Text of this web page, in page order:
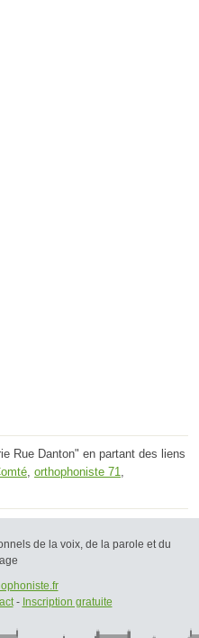
Rue Danton" en partant des liens
, orthophoniste 71,
de la voix, de la parole et du
- Inscription gratuite